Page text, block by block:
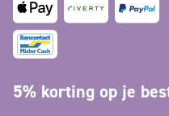
5% korting op je